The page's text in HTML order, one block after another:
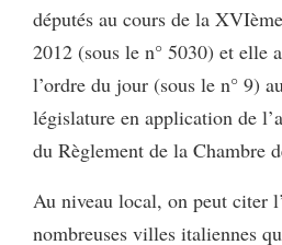
députés au cours de la
2012 (sous le n° 5030) et elle
l’ordre du jour (sous le n° 9)
législature en application de
du Règlement de la Chambre
Au niveau local, on peut citer
nombreuses villes italiennes